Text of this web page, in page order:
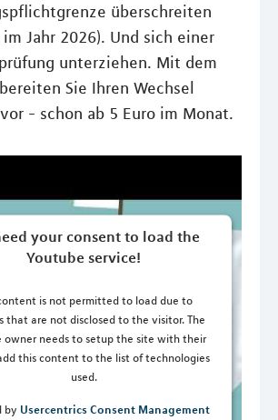
überschreiten
Jahr 2026). Und sich einer
unterziehen. Mit dem
Sie Ihren Wechsel
- schon ab 5 Euro im Monat.
your consent to load the
Youtube service!
is not permitted to load due to
that are not disclosed to the visitor. The
owner needs to setup the site with their
this content to the list of technologies
used.
by Usercentrics Consent Management